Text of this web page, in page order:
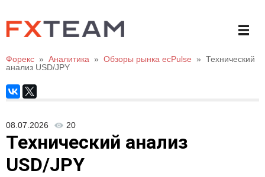
Форекс » Аналитика » Обзоры рынка ecPulse » Технический
анализ USD/JPY
08.07.2026 20
Технический анализ
USD/JPY